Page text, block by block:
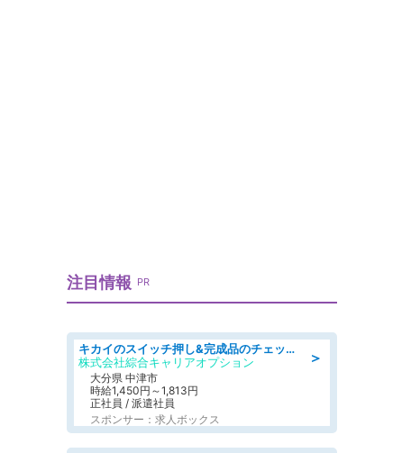
注目情報 PR
＞
キカイのスイッチ押し&完成品のチェック/好条件
株式会社綜合キャリアオプション
大分県 中津市
時給1,450円～1,813円
正社員 / 派遣社員
スポンサー：求人ボックス